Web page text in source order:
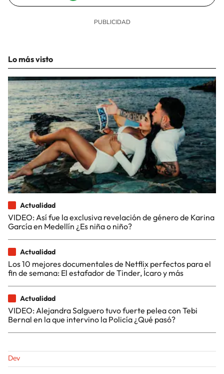
Lo más visto
Actualidad
VIDEO: Así fue la exclusiva revelación de género de Karina
García en Medellín ¿Es niña o niño?
Actualidad
Los 10 mejores documentales de Netflix perfectos para el
fin de semana: El estafador de Tinder, Ícaro y más
Actualidad
VIDEO: Alejandra Salguero tuvo fuerte pelea con Tebi
Bernal en la que intervino la Policía ¿Qué pasó?
Dev